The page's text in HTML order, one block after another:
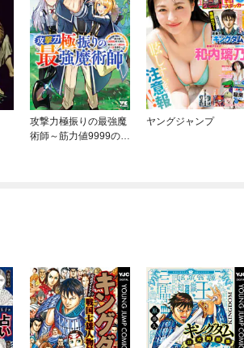
攻撃力極振りの最強魔
術師～筋力値9999の大
ヤングジャンプ